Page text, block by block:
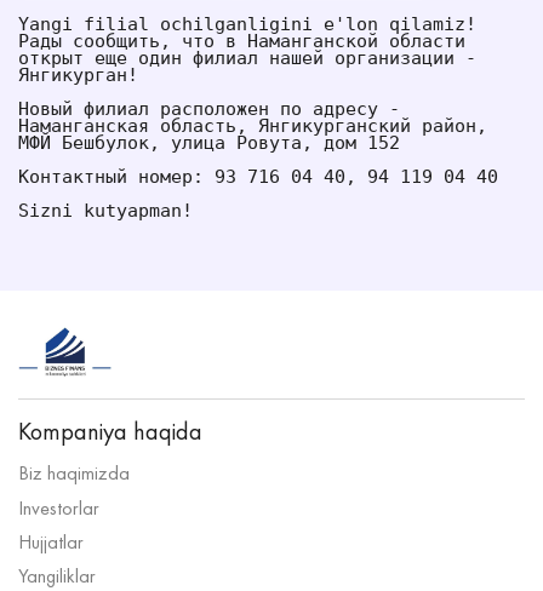
Yangi filial ochilganligini e'lon qilamiz!
Рады сообщить, что в Наманганской области
открыт еще один филиал нашей организации -
Янгикурган!
Новый филиал расположен по адресу -
Наманганская область, Янгикурганский район,
МФЙ Бешбулок, улица Ровута, дом 152
Контактный номер: 93 716 04 40, 94 119 04 40
Sizni kutyapman!
Kompaniya haqida
Biz haqimizda
Investorlar
Hujjatlar
Yangiliklar